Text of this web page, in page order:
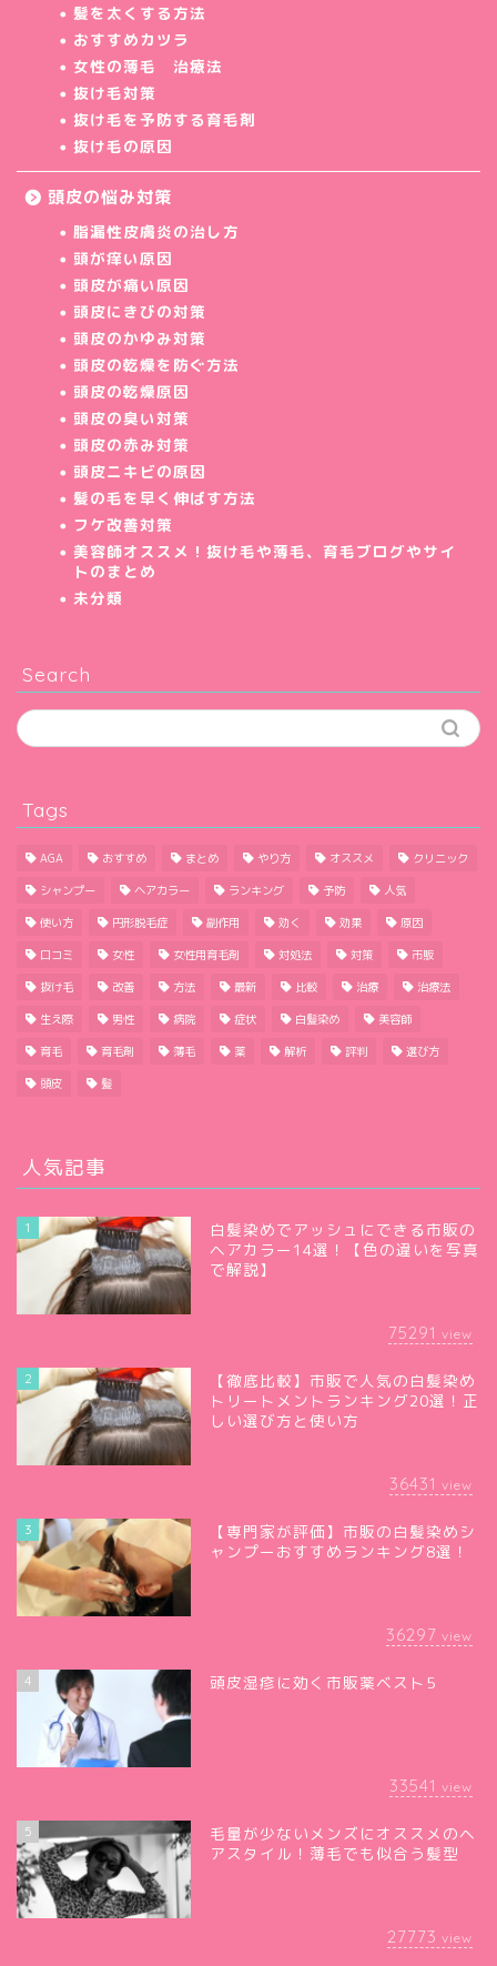
髪を太くする方法
おすすめカツラ
女性の薄毛 治療法
抜け毛対策
抜け毛を予防する育毛剤
抜け毛の原因
頭皮の悩み対策
脂漏性皮膚炎の治し方
頭が痒い原因
頭皮が痛い原因
頭皮にきびの対策
頭皮のかゆみ対策
頭皮の乾燥を防ぐ方法
頭皮の乾燥原因
頭皮の臭い対策
頭皮の赤み対策
頭皮ニキビの原因
髪の毛を早く伸ばす方法
フケ改善対策
美容師オススメ！抜け毛や薄毛、育毛ブログやサイ
トのまとめ
未分類
Search
Tags
AGA おすすめ まとめ やり方 オススメ クリニック
シャンプー ヘアカラー ランキング 予防 人気
使い方 円形脱毛症 副作用 効く 効果 原因
口コミ 女性 女性用育毛剤 対処法 対策 市販
抜け毛 改善 方法 最新 比較 治療 治療法
生え際 男性 病院 症状 白髪染め 美容師
育毛 育毛剤 薄毛 薬 解析 評判 選び方
頭皮 髪
人気記事
1
白髪染めでアッシュにできる市販の
ヘアカラー14選！【色の違いを写真
で解説】
75291 view
2
【徹底比較】市販で人気の白髪染め
トリートメントランキング20選！正
しい選び方と使い方
36431 view
3
【専門家が評価】市販の白髪染めシ
ャンプーおすすめランキング8選！
36297 view
4 頭皮湿疹に効く市販薬ベスト5
33541 view
5
毛量が少ないメンズにオススメのヘ
アスタイル！薄毛でも似合う髪型
27773 view